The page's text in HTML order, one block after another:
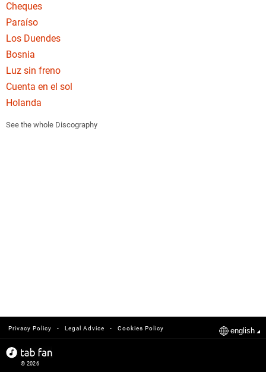
Cheques
Paraíso
Los Duendes
Bosnia
Luz sin freno
Cuenta en el sol
Holanda
See the whole Discography
Cookies Policy
-
Legal Advice
-
Privacy Policy english
© 2026